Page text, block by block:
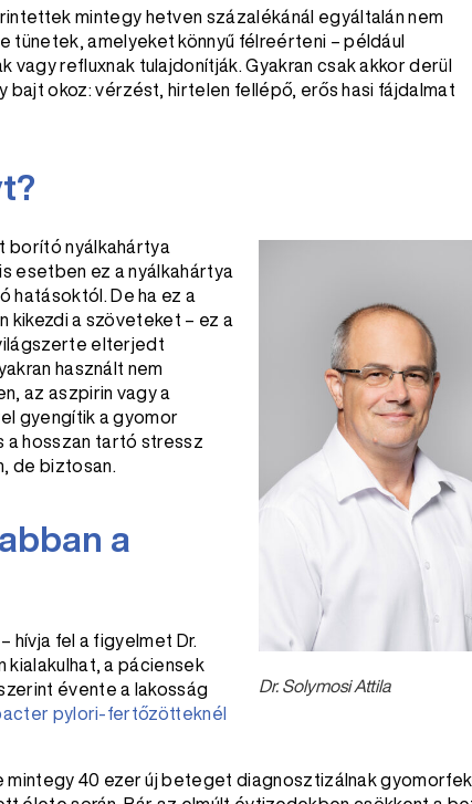
mintegy hetven százalékánál egyáltalán nem
tünetek, amelyeket könnyű félreérteni – például
refluxnak tulajdonítják. Gyakran csak akkor derül
bajt okoz: vérzést, hirtelen fellépő, erős hasi fájdalmat
Dr. Solymosi Attila
borító nyálkahártya
esetben ez a nyálkahártya
hatásoktól. De ha ez a
kikezdi a szöveteket – ez a
elterjedt
használt nem
az aszpirin vagy a
gyengítik a gyomor
a hosszan tartó stressz
de biztosan.
a
hívja fel a figyelmet Dr.
a páciensek
évente a lakosság
pylori-fertőzötteknél
40 ezer új beteget diagnosztizálnak